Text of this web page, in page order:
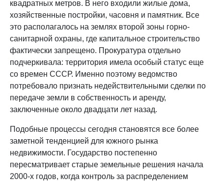
квадратных метров. В него входили жилые дома,
хозяйственные постройки, часовня и памятник. Все
это располагалось на землях второй зоны горно-
санитарной охраны, где капитальное строительство
фактически запрещено. Прокуратура отдельно
подчеркивала: территория имела особый статус еще
со времен СССР. Именно поэтому ведомство
потребовало признать недействительными сделки по
передаче земли в собственность и аренду,
заключенные около двадцати лет назад.
Подобные процессы сегодня становятся все более
заметной тенденцией для южного рынка
недвижимости. Государство постепенно
пересматривает старые земельные решения начала
2000-х годов, когда контроль за распределением